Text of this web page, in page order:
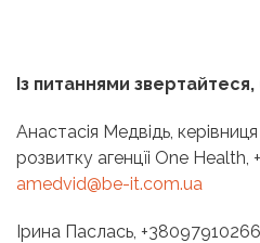
Із питаннями
Анастасія Медвідь,
розвитку агенцїі One
amedvid@be-it.com.ua
Ірина Паслась,